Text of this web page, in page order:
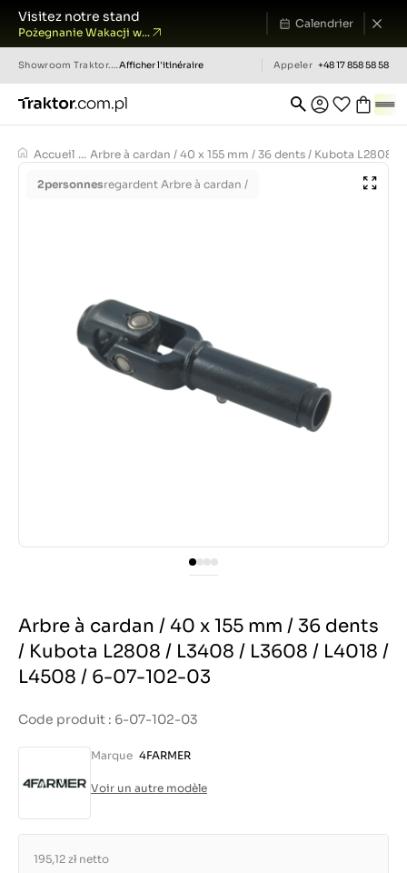
Visitez notre stand
Pożegnanie Wakacji w...
Calendrier
Showroom Traktor.com.pl Afficher l'itinéraire Appeler +48 17 858 58 58
Accueil ... Arbre à cardan / 40 x 155 mm / 36 dents / Kubota L2808
2personnesregardent Arbre à cardan /
Arbre à cardan / 40 x 155 mm / 36 dents
/ Kubota L2808 / L3408 / L3608 / L4018 /
L4508 / 6-07-102-03
Code produit : 6-07-102-03
Marque 4FARMER
Voir un autre modèle
195,12 zł netto